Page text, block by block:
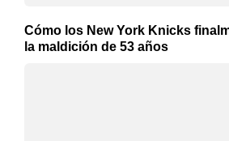
Cómo los New York Knicks
la maldición de 53 años